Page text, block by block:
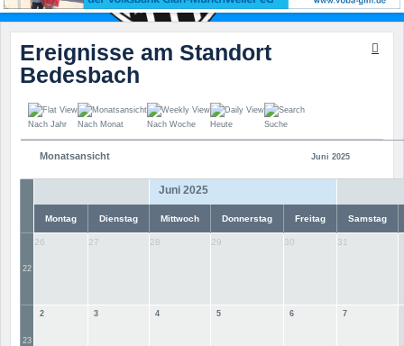
Ereignisse am Standort
Bedesbach
Nach Jahr Nach Monat Nach Woche Heute Suche
Monatsansicht Juni 2025
Juni 2025
Montag Dienstag Mittwoch Donnerstag Freitag Samstag
22
26 27 28 29 30 31
23
2 3 4 5 6 7